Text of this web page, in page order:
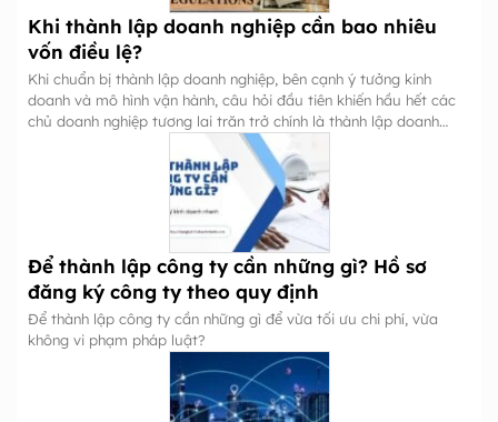
Khi thành lập doanh nghiệp cần bao nhiêu
vốn điều lệ?
Khi chuẩn bị thành lập doanh nghiệp, bên cạnh ý tưởng kinh
doanh và mô hình vận hành, câu hỏi đầu tiên khiến hầu hết các
chủ doanh nghiệp tương lai trăn trở chính là thành lập doanh
Để thành lập công ty cần những gì? Hồ sơ
đăng ký công ty theo quy định
Để thành lập công ty cần những gì để vừa tối ưu chi phí, vừa
không vi phạm pháp luật?